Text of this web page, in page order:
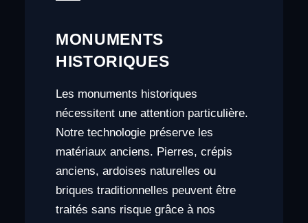
MONUMENTS
HISTORIQUES
Les monuments historiques
nécessitent une attention particulière.
Notre technologie préserve les
matériaux anciens. Pierres, crépis
anciens, ardoises naturelles ou
briques traditionnelles peuvent être
traités sans risque grâce à nos